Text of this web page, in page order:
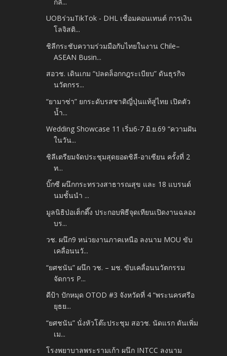
UOBร่วมTikTok - DHL เชื่อมคอนเทนต์ การเงิน
โลจิสติ...
ชิลีกระชับความร่วมมือกับไทยในงาน Chile–
ASEAN Busin...
สอวช. เดินเกม “ปลดล็อกกฎระเบียบ” ดันธุรกิจ
นวัตกรร...
“ยามาซ่า” ยกระดับรสชาติญี่ปุ่นแท้สู่ไทย เปิดตัว
น้ำ...
Wedding Showcase 11 เริ่ม6-7 มิ.ย.69 “ความฝัน
ในวัน...
ชิลีเตรียมจัดประชุมสุดยอดชิลี-อาเซียน ครั้งที่ 2
ท...
บิ๊กซี ผนึกกระทรวงสาธารณสุข และ 18 แบรนด์
นมชั้นนำ ...
มูลนิธิป่อเต็กตึ๊ง ประกอบพิธีจุดเทียนเปิดงานฉลอง
บร...
วช. ผนึก9 หน่วยงานภาคเหนือ ลงนาม MOU ขับ
เคลื่อนนวั...
“ยศชนัน” ผนึก วช. – มช. ขับเคลื่อนนวัตกรรม
จัดการ P...
ดีป้า ปักหมุด OTOD #3 จังหวัดที่ 4 “พระนครศรีอ
ยุธย...
“ยศชนัน” นั่งหัวโต๊ะประชุม สอวช. นัดแรก ดันเพิ่ม
เม...
โรงพยาบาลพระรามเก้า ผนึก INTCC ลงนาม